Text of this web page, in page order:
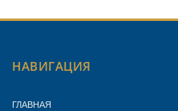
НАВИГАЦИЯ
ГЛАВНАЯ